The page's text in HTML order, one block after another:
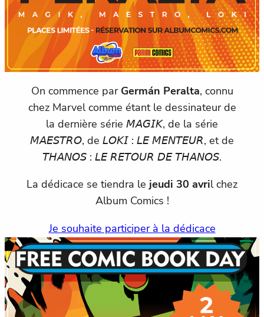
On commence par Germán Peralta, connu
chez Marvel comme étant le dessinateur de
la dernière série 𝘔𝘈𝘎𝘐𝘒, de la série
𝘔𝘈𝘌𝘚𝘛𝘙𝘖, de 𝘓𝘖𝘒𝘐 : 𝘓𝘌 𝘔𝘌𝘕𝘛𝘌𝘜𝘙, et de
𝘛𝘏𝘈𝘕𝘖𝘚 : 𝘓𝘌 𝘙𝘌𝘛𝘖𝘜𝘙 𝘋𝘌 𝘛𝘏𝘈𝘕𝘖𝘚.
La dédicace se tiendra le jeudi 30 avril chez
Album Comics !
Je souhaite participer à la dédicace